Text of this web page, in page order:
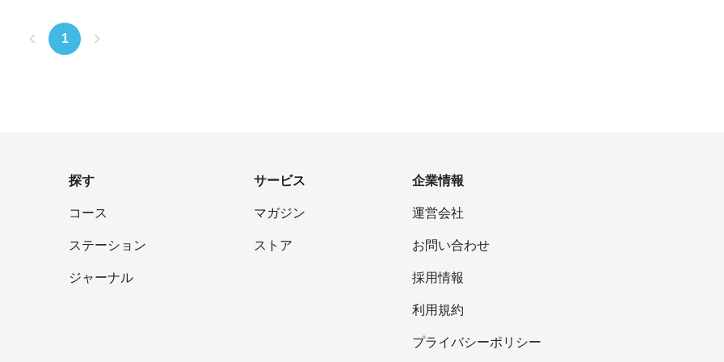
1
探す
コース
ステーション
ジャーナル
サービス
マガジン
ストア
企業情報
運営会社
お問い合わせ
採用情報
利用規約
プライバシーポリシー